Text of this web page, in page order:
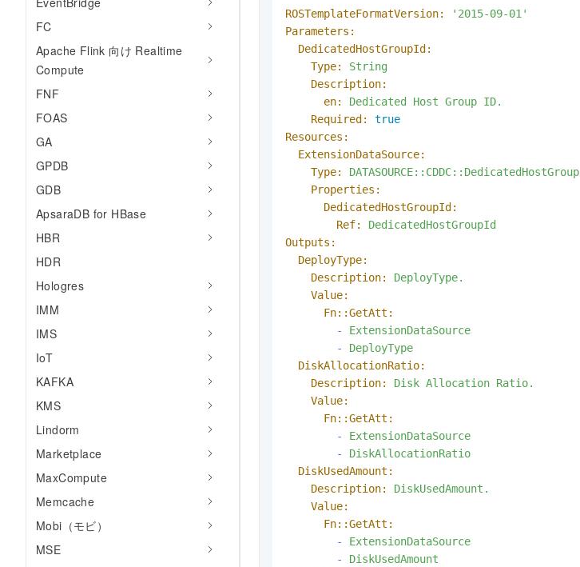
FC
Apache Flink 向け Realtime
Compute
FNF
FOAS
GA
GPDB
GDB
ApsaraDB for HBase
HBR
HDR
Hologres
IMM
IMS
IoT
KAFKA
KMS
Lindorm
Marketplace
MaxCompute
Memcache
Mobi（モビ）
MSE
ROSTemplateFormatVersion:
'2015-09-01'
Parameters:
DedicatedHostGroupId:
Type:
String
Description:
en:
Dedicated Host Group ID.
Required:
true
Resources:
ExtensionDataSource:
Type:
DATASOURCE::CDDC::DedicatedHostGroup
Properties:
DedicatedHostGroupId:
Ref:
DedicatedHostGroupId
Outputs:
DeployType:
Description:
DeployType.
Value:
Fn::GetAtt:
-
ExtensionDataSource
-
DeployType
DiskAllocationRatio:
Description:
Disk Allocation Ratio.
Value:
Fn::GetAtt:
-
ExtensionDataSource
-
DiskAllocationRatio
DiskUsedAmount:
Description:
DiskUsedAmount.
Value:
Fn::GetAtt:
-
ExtensionDataSource
-
DiskUsedAmount